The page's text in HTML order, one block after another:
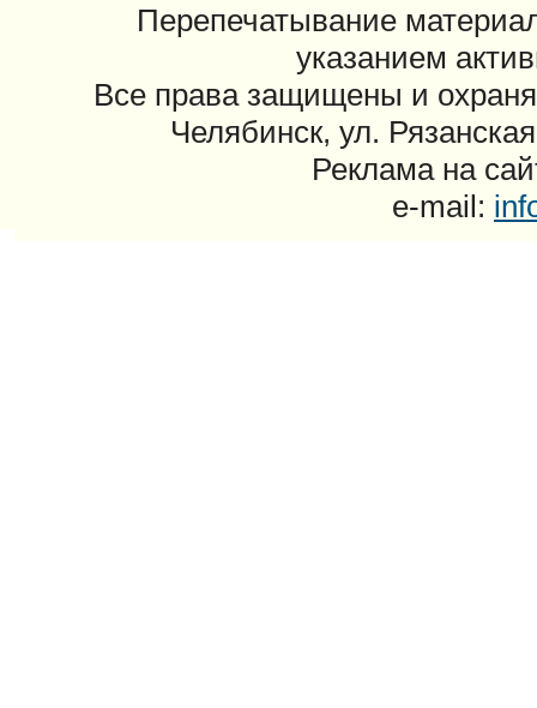
Перепечатывание
указанием
Все права защищены и
Челябинск, ул.
Реклама на
e-mail: